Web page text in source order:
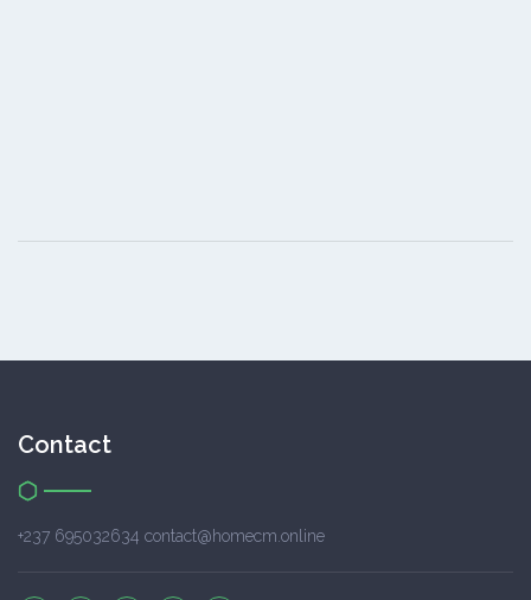
Contact
+237 695032634 contact@homecm.online